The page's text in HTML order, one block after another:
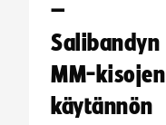
–
Salibandyn
MM-kisojen
käytännön